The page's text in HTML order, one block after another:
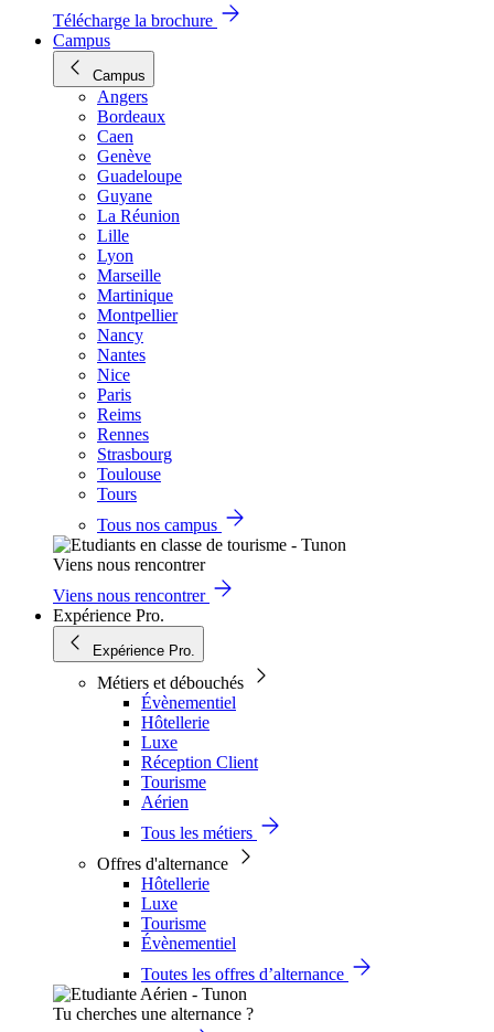
Télécharge la brochure
Campus
Campus
Angers
Bordeaux
Caen
Genève
Guadeloupe
Guyane
La Réunion
Lille
Lyon
Marseille
Martinique
Montpellier
Nancy
Nantes
Nice
Paris
Reims
Rennes
Strasbourg
Toulouse
Tours
Tous nos campus
Viens nous rencontrer
Viens nous rencontrer
Expérience Pro.
Expérience Pro.
Métiers et débouchés
Évènementiel
Hôtellerie
Luxe
Réception Client
Tourisme
Aérien
Tous les métiers
Offres d'alternance
Hôtellerie
Luxe
Tourisme
Évènementiel
Toutes les offres d’alternance
Tu cherches une alternance ?